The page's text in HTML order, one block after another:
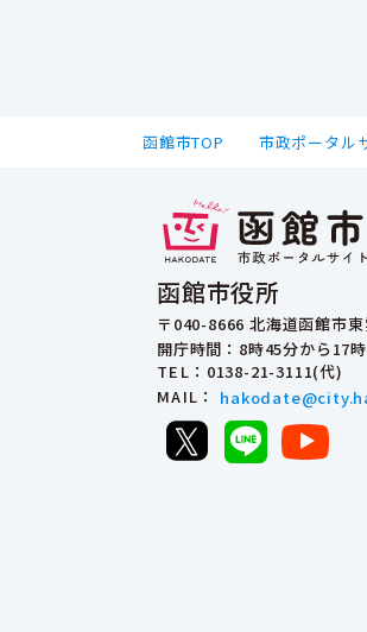
函館市TOP 市政ポータル
函館市役所
〒040-8666 北海道函館市
開庁時間：8時45分から17
TEL ：0138-21-3111(代)
MAIL ：